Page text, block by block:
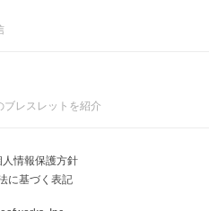
ブレスレットを紹介
情報保護方針
に基づく表記